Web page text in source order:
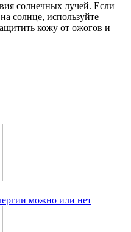
солнечных лучей. Если
солнце, используйте
кожу от ожогов и
можно или нет